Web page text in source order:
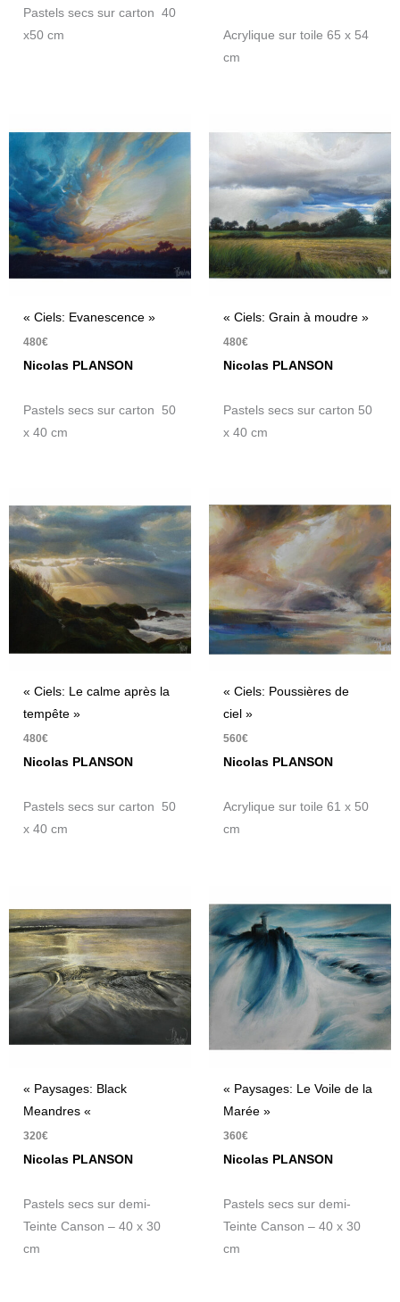
Pastels secs sur carton 40
x50 cm
Acrylique sur toile 65 x 54
cm
« Ciels: Evanescence »
480€
Nicolas PLANSON
Pastels secs sur carton 50
x 40 cm
« Ciels: Grain à moudre »
480€
Nicolas PLANSON
Pastels secs sur carton 50
x 40 cm
« Ciels: Le calme après la
tempête »
480€
Nicolas PLANSON
Pastels secs sur carton 50
x 40 cm
« Ciels: Poussières de
ciel »
560€
Nicolas PLANSON
Acrylique sur toile 61 x 50
cm
« Paysages: Black
Meandres «
320€
Nicolas PLANSON
Pastels secs sur demi-
Teinte Canson – 40 x 30
cm
« Paysages: Le Voile de la
Marée »
360€
Nicolas PLANSON
Pastels secs sur demi-
Teinte Canson – 40 x 30
cm